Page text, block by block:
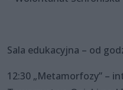
Sala edukacyjna – od
12:30 „Metamorfozy” –